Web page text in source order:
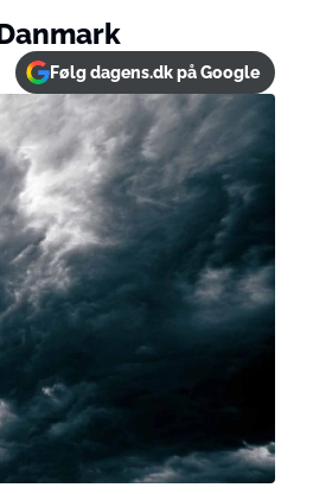
Følg dagens.dk på Google